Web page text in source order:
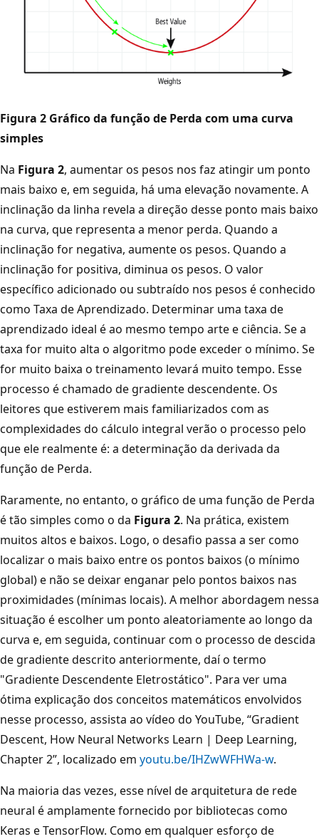
Figura 2 Gráfico da função de Perda com uma curva
simples
Na Figura 2, aumentar os pesos nos faz atingir um ponto
mais baixo e, em seguida, há uma elevação novamente. A
inclinação da linha revela a direção desse ponto mais baixo
na curva, que representa a menor perda. Quando a
inclinação for negativa, aumente os pesos. Quando a
inclinação for positiva, diminua os pesos. O valor
específico adicionado ou subtraído nos pesos é conhecido
como Taxa de Aprendizado. Determinar uma taxa de
aprendizado ideal é ao mesmo tempo arte e ciência. Se a
taxa for muito alta o algoritmo pode exceder o mínimo. Se
for muito baixa o treinamento levará muito tempo. Esse
processo é chamado de gradiente descendente. Os
leitores que estiverem mais familiarizados com as
complexidades do cálculo integral verão o processo pelo
que ele realmente é: a determinação da derivada da
função de Perda.
Raramente, no entanto, o gráfico de uma função de Perda
é tão simples como o da Figura 2. Na prática, existem
muitos altos e baixos. Logo, o desafio passa a ser como
localizar o mais baixo entre os pontos baixos (o mínimo
global) e não se deixar enganar pelo pontos baixos nas
proximidades (mínimas locais). A melhor abordagem nessa
situação é escolher um ponto aleatoriamente ao longo da
curva e, em seguida, continuar com o processo de descida
de gradiente descrito anteriormente, daí o termo
"Gradiente Descendente Eletrostático". Para ver uma
ótima explicação dos conceitos matemáticos envolvidos
nesse processo, assista ao vídeo do YouTube, “Gradient
Descent, How Neural Networks Learn | Deep Learning,
Chapter 2”, localizado em youtu.be/IHZwWFHWa-w.
Na maioria das vezes, esse nível de arquitetura de rede
neural é amplamente fornecido por bibliotecas como
Keras e TensorFlow. Como em qualquer esforço de